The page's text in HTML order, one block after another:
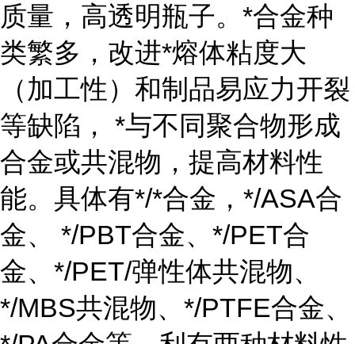
质量，高透明瓶子。*合金种
类繁多，改进*熔体粘度大
（加工性）和制品易应力开裂
等缺陷， *与不同聚合物形成
合金或共混物，提高材料性
能。具体有*/*合金，*/ASA合
金、 */PBT合金、*/PET合
金、*/PET/弹性体共混物、
*/MBS共混物、*/PTFE合金、